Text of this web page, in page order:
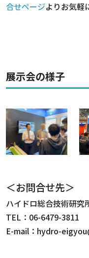
合せページよりお気軽
展示会の様子
＜お問合せ先＞
ハイドロ総合技術研
TEL：06-6479-3811
E-mail：hydro-